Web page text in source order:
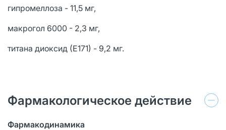
гипромеллоза - 11,5 мг,
макрогол 6000 - 2,3 мг,
титана диоксид (Е171) - 9,2 мг.
Фармакологическое действие
Фармакодинамика